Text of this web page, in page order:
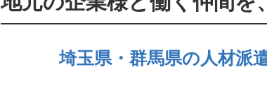
埼玉県・群馬県の人材派